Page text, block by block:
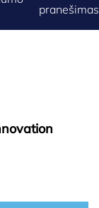
pranešimas